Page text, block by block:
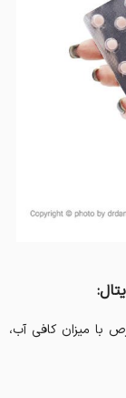
با میزان کافی آب،